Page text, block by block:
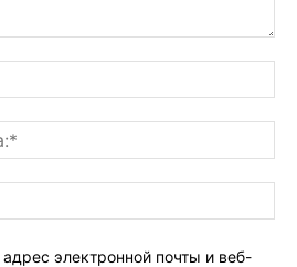
электронной почты и веб-